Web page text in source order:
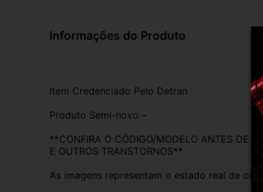
Informações do Produto
Item Credenciado Pelo Detran
Produto Semi-novo –
**CONFIRA O CÓDIGO/MODELO ANTES DE
E OUTROS TRANSTORNOS**
As imagens representam o estado real de